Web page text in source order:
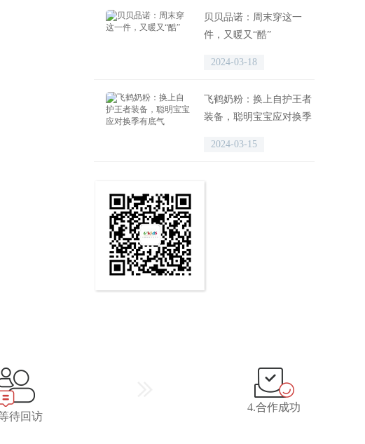
贝贝品诺：周末穿这一
件，又暖又“酷”
2024-03-18
飞鹤奶粉：换上自护王者
装备，聪明宝宝应对换季
2024-03-15
待回访
4.合作成功